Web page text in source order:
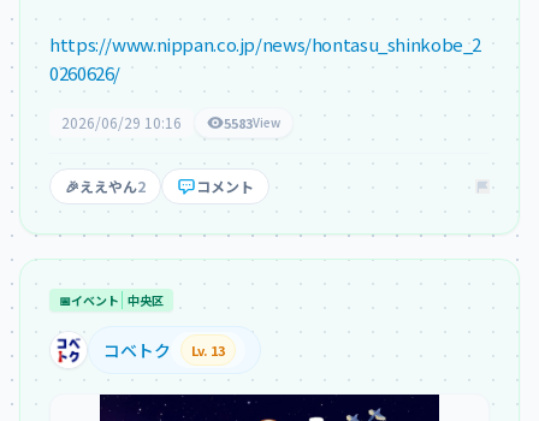
https://www.nippan.co.jp/news/hontasu_shinkobe_2
0260626/
2026/06/29 10:16 5583View
🎉ええやん2 コメント
📅イベント 中央区
コベトク Lv. 13